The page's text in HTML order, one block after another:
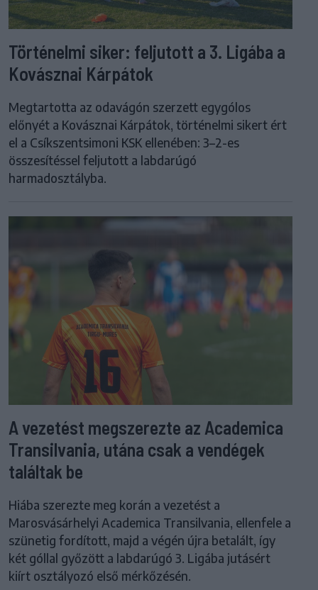
Történelmi siker: feljutott a 3. Ligába a
Kovásznai Kárpátok
Megtartotta az odavágón szerzett egygólos
előnyét a Kovásznai Kárpátok, történelmi sikert ért
el a Csíkszentsimoni KSK ellenében: 3–2-es
összesítéssel feljutott a labdarúgó
harmadosztályba.
A vezetést megszerezte az Academica
Transilvania, utána csak a vendégek
találtak be
Hiába szerezte meg korán a vezetést a
Marosvásárhelyi Academica Transilvania, ellenfele a
szünetig fordított, majd a végén újra betalált, így
két góllal győzött a labdarúgó 3. Ligába jutásért
kiírt osztályozó első mérkőzésén.